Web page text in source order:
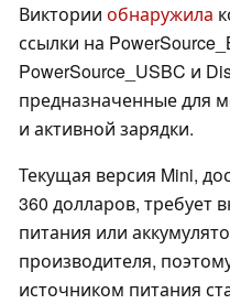
Виктории обнаружила
ссылки на
PowerSource_USBC и
предназначенные для
и активной зарядки.
Текущая версия Mini,
360 долларов, требует
питания или
производителя,
источником питания